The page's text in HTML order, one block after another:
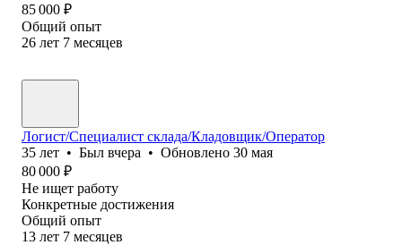
85 000 ₽
Общий опыт
26 лет 7 месяцев
Логист/Специалист склада/Кладовщик/Оператор
35 лет • Был вчера • Обновлено 30 мая
80 000 ₽
Не ищет работу
Конкретные достижения
Общий опыт
13 лет 7 месяцев